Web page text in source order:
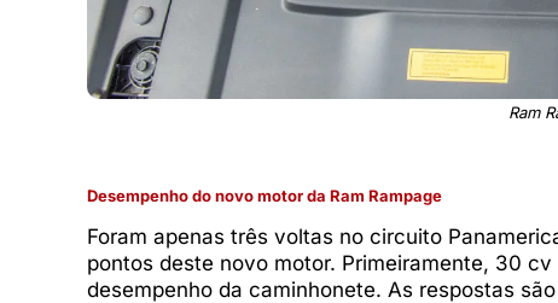
Ram
Desempenho do novo motor da Ram Rampage
Foram apenas três voltas no circuito
pontos deste novo motor. Primeiramente, 30
desempenho da caminhonete. As respostas